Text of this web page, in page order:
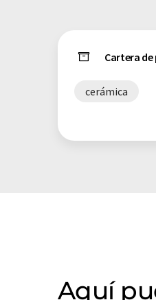
Cartera
cerámica
Aquí